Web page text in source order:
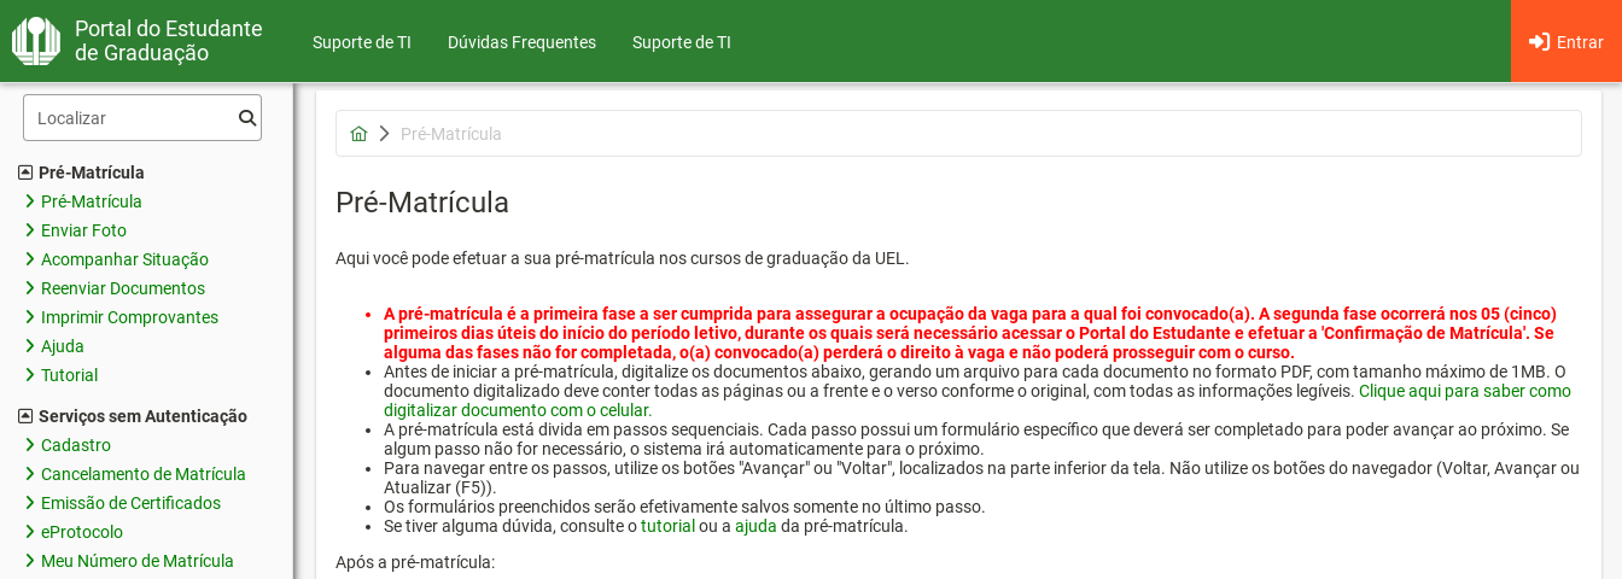
Portal do Estudante
de Graduação
Suporte de TI Dúvidas Frequentes Entrar
Suporte de TI
Pré-Matrícula
Pré-Matrícula
Enviar Foto
Acompanhar Situação
Reenviar Documentos
Imprimir Comprovantes
Ajuda
Tutorial
Serviços sem Autenticação
Cadastro
Cancelamento de Matrícula
Emissão de Certificados
eProtocolo
Meu Número de Matrícula
Pré-Matrícula
Pré-Matrícula
Aqui você pode efetuar a sua pré-matrícula nos cursos de graduação da UEL.
A pré-matrícula é a primeira fase a ser cumprida para assegurar a ocupação da vaga para a qual foi convocado(a). A segunda fase ocorrerá nos 05 (cinco)
primeiros dias úteis do início do período letivo, durante os quais será necessário acessar o Portal do Estudante e efetuar a 'Confirmação de Matrícula'. Se
alguma das fases não for completada, o(a) convocado(a) perderá o direito à vaga e não poderá prosseguir com o curso.
Antes de iniciar a pré-matrícula, digitalize os documentos abaixo, gerando um arquivo para cada documento no formato PDF, com tamanho máximo de 1MB. O
documento digitalizado deve conter todas as páginas ou a frente e o verso conforme o original, com todas as informações legíveis. Clique aqui para saber como
digitalizar documento com o celular.
A pré-matrícula está divida em passos sequenciais. Cada passo possui um formulário específico que deverá ser completado para poder avançar ao próximo. Se
algum passo não for necessário, o sistema irá automaticamente para o próximo.
Para navegar entre os passos, utilize os botões "Avançar" ou "Voltar", localizados na parte inferior da tela. Não utilize os botões do navegador (Voltar, Avançar ou
Atualizar (F5)).
Os formulários preenchidos serão efetivamente salvos somente no último passo.
Se tiver alguma dúvida, consulte otutorial ou a ajuda da pré-matrícula.
Após a pré-matrícula: